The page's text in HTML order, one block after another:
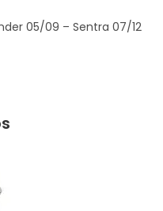
05/09 – Sentra 07/12